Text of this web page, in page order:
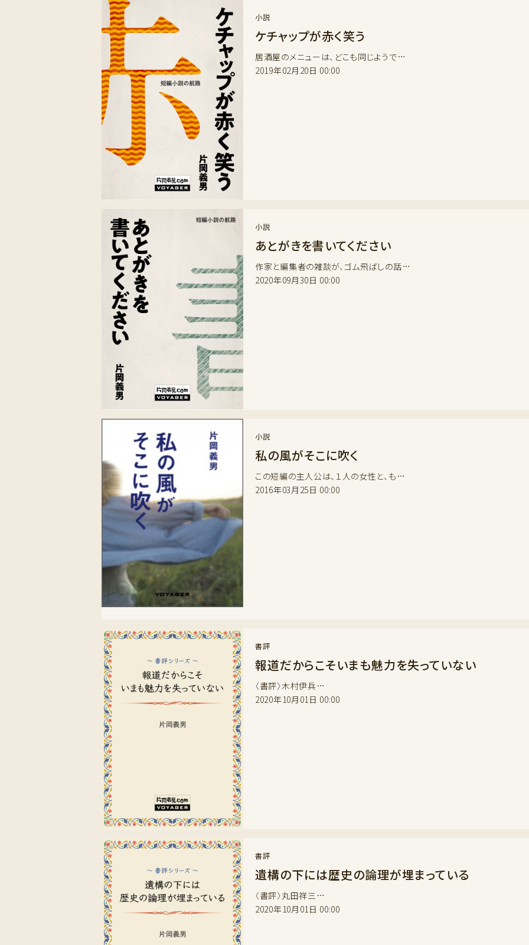
小説
ケチャップが赤く笑う
居酒屋のメニューは、どこも同じようで…
2019年02月20日 00:00
小説
あとがきを書いてください
作家と編集者の雑談が、ゴム飛ばしの話…
2020年09月30日 00:00
小説
私の風がそこに吹く
この短編の主人公は、１人の女性と、も…
2016年03月25日 00:00
書評
報道だからこそいまも魅力を失っていない
〈書評〉木村伊兵…
2020年10月01日 00:00
書評
遺構の下には歴史の論理が埋まっている
〈書評〉丸田祥三…
2020年10月01日 00:00